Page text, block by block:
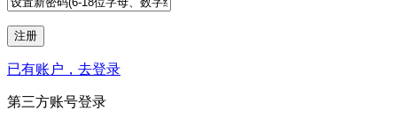
已有账户，去登录
第三方账号登录